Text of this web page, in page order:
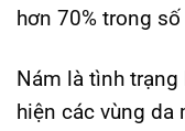
hơn 70% trong
Nám là tình
hiện các vùng da